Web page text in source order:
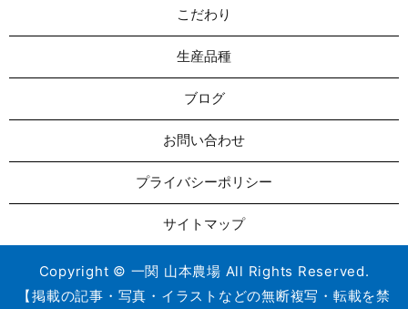
こだわり
生産品種
ブログ
お問い合わせ
プライバシーポリシー
サイトマップ
Copyright © 一関 山本農場 All Rights Reserved.
【掲載の記事・写真・イラストなどの無断複写・転載を禁